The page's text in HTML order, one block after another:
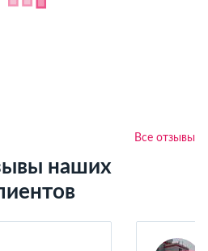
Все отзывы
наших